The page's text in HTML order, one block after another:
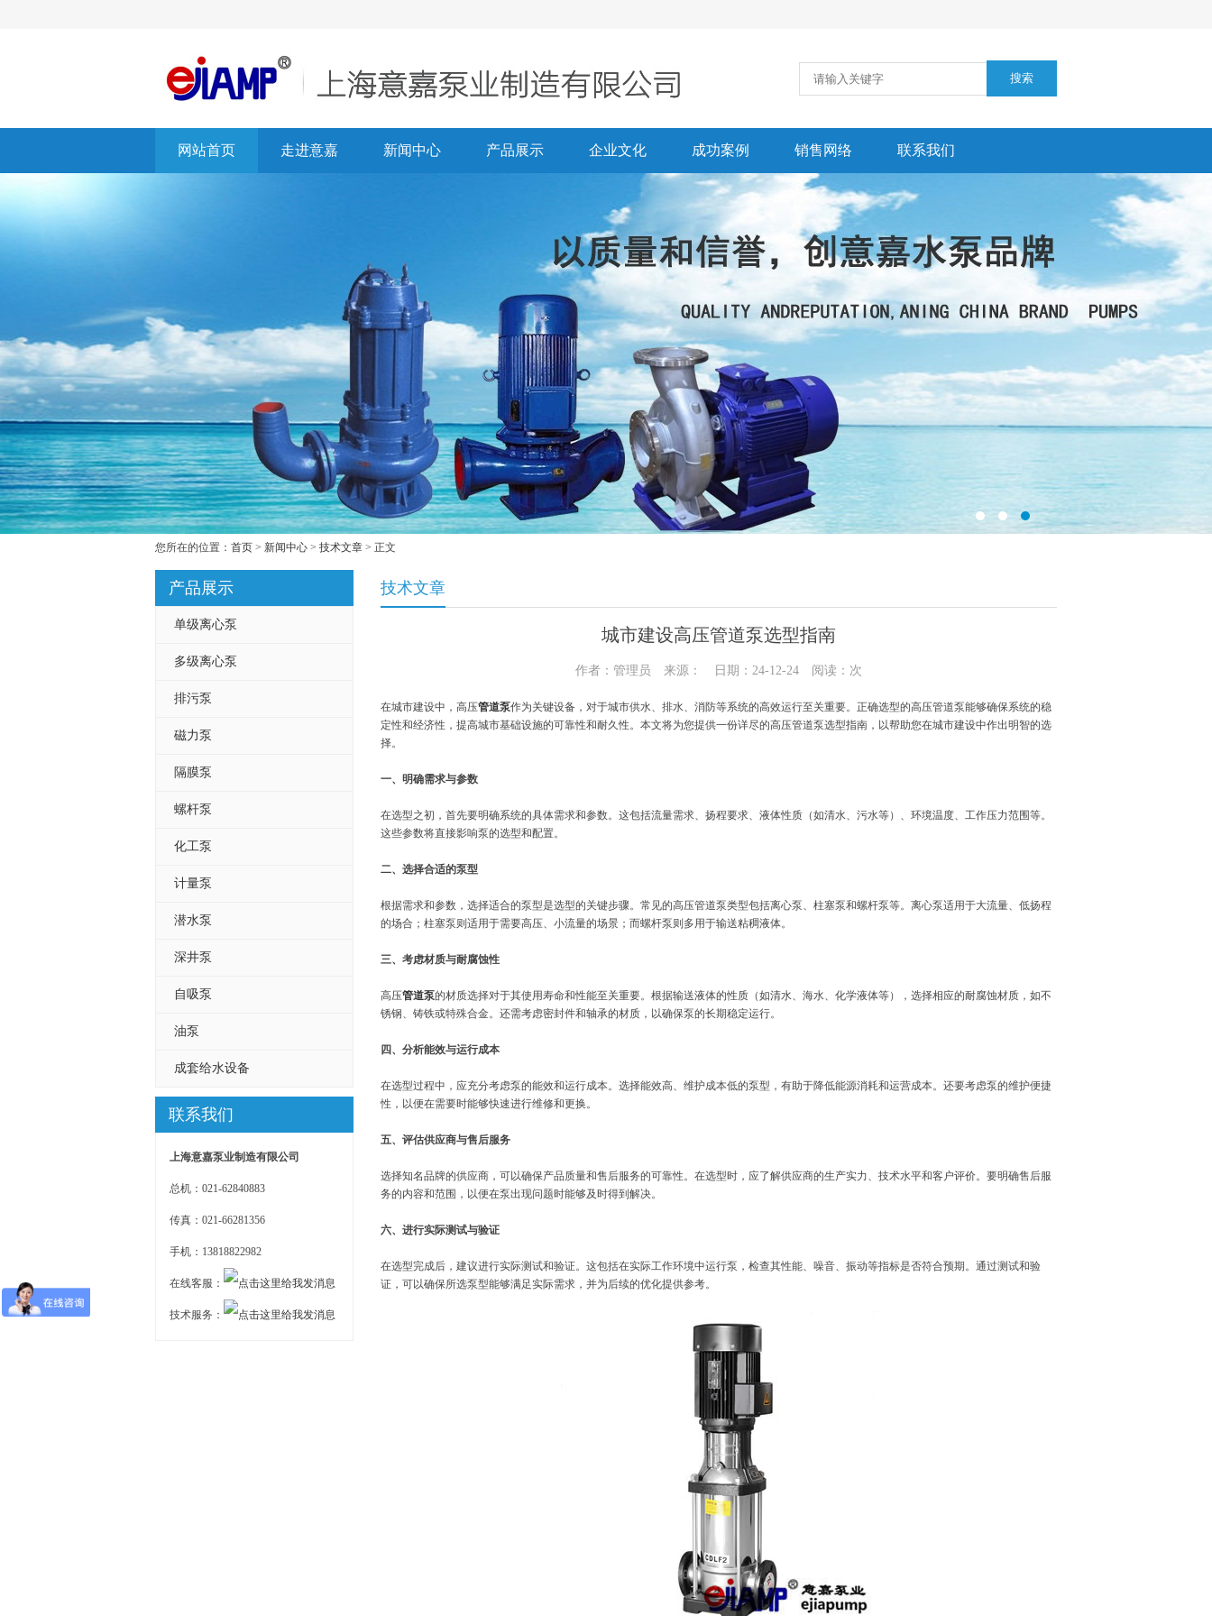
网站首页 走进意嘉 新闻中心 产品展示 企业文化 成功案例 销售网络 联系我们
您所在的位置： 首页 > 新闻中心 > 技术文章 > 正文
产品展示
单级离心泵
多级离心泵
排污泵
磁力泵
隔膜泵
螺杆泵
化工泵
计量泵
潜水泵
深井泵
自吸泵
油泵
成套给水设备
联系我们
上海意嘉泵业制造有限公司
总机：021-62840883
传真：021-66281356
手机：13818822982
在线客服：
技术服务：
技术文章
城市建设高压管道泵选型指南
作者：管理员 来源： 日期：24-12-24 阅读：次
在城市建设中，高压管道泵作为关键设备，对于城市供水、排水、消防等系统的高效运行至关重要。正确选型的高压管道泵能够确保系统的稳
定性和经济性，提高城市基础设施的可靠性和耐久性。本文将为您提供一份详尽的高压管道泵选型指南，以帮助您在城市建设中作出明智的选
择。
一、明确需求与参数
在选型之初，首先要明确系统的具体需求和参数。这包括流量需求、扬程要求、液体性质（如清水、污水等）、环境温度、工作压力范围等。
这些参数将直接影响泵的选型和配置。
二、选择合适的泵型
根据需求和参数，选择适合的泵型是选型的关键步骤。常见的高压管道泵类型包括离心泵、柱塞泵和螺杆泵等。离心泵适用于大流量、低扬程
的场合；柱塞泵则适用于需要高压、小流量的场景；而螺杆泵则多用于输送粘稠液体。
三、考虑材质与耐腐蚀性
高压管道泵的材质选择对于其使用寿命和性能至关重要。根据输送液体的性质（如清水、海水、化学液体等），选择相应的耐腐蚀材质，如不
锈钢、铸铁或特殊合金。还需考虑密封件和轴承的材质，以确保泵的长期稳定运行。
四、分析能效与运行成本
在选型过程中，应充分考虑泵的能效和运行成本。选择能效高、维护成本低的泵型，有助于降低能源消耗和运营成本。还要考虑泵的维护便捷
性，以便在需要时能够快速进行维修和更换。
五、评估供应商与售后服务
选择知名品牌的供应商，可以确保产品质量和售后服务的可靠性。在选型时，应了解供应商的生产实力、技术水平和客户评价。要明确售后服
务的内容和范围，以便在泵出现问题时能够及时得到解决。
六、进行实际测试与验证
在选型完成后，建议进行实际测试和验证。这包括在实际工作环境中运行泵，检查其性能、噪音、振动等指标是否符合预期。通过测试和验
证，可以确保所选泵型能够满足实际需求，并为后续的优化提供参考。